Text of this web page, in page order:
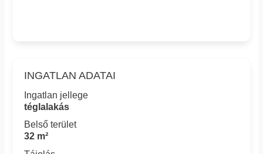
INGATLAN ADATAI
Ingatlan jellege
téglalakás
Belső terület
32 m²